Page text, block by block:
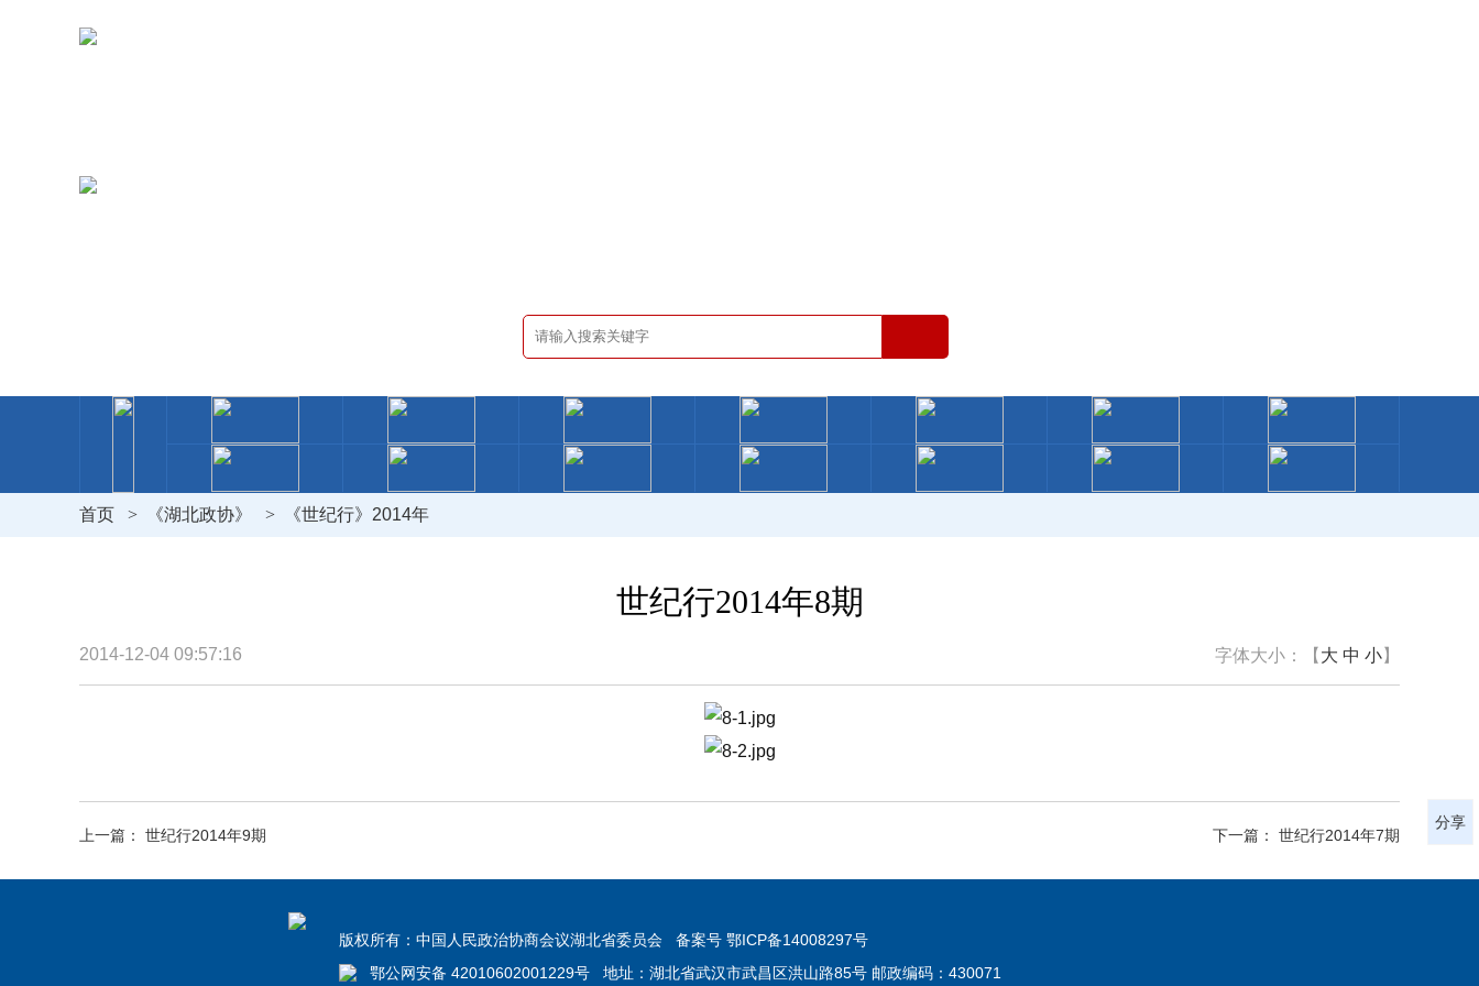
首页 > 《湖北政协》 > 《世纪行》2014年
世纪行2014年8期
2014-12-04 09:57:16 字体大小：【 大 中 小】
上一篇： 世纪行2014年9期 下一篇： 世纪行2014年7期
分享
版权所有：中国人民政治协商会议湖北省委员会 备案号 鄂ICP备14008297号
鄂公网安备 42010602001229号 地址：湖北省武汉市武昌区洪山路85号 邮政编码：430071